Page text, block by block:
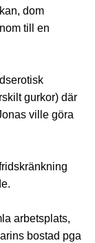
dom
till en
gurkor) där
ville göra
arbetsplats,
bostad pga